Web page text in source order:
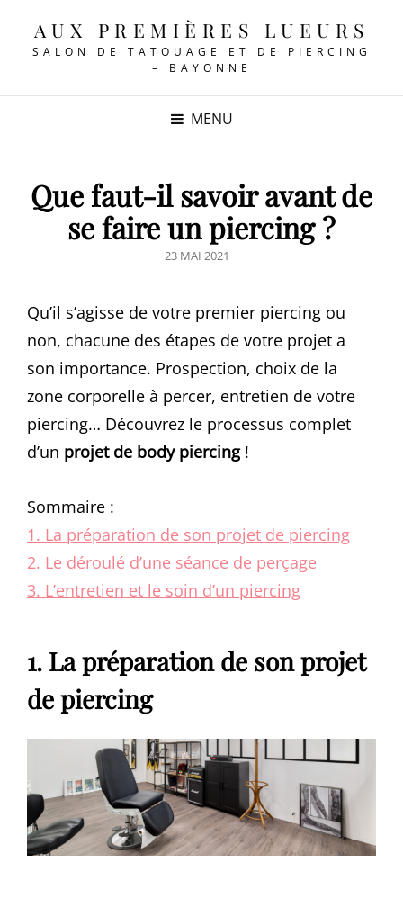
AUX PREMIÈRES LUEURS
SALON DE TATOUAGE ET DE PIERCING
– BAYONNE
MENU
Que faut-il savoir avant de
se faire un piercing ?
POSTED
23 MAI 2021
Qu’il s’agisse de votre premier piercing ou
non, chacune des étapes de votre projet a
son importance. Prospection, choix de la
zone corporelle à percer, entretien de votre
piercing… Découvrez le processus complet
d’un projet de body piercing !
Sommaire :
1. La préparation de son projet de piercing
2. Le déroulé d’une séance de perçage
3. L’entretien et le soin d’un piercing
1. La préparation de son projet
de piercing